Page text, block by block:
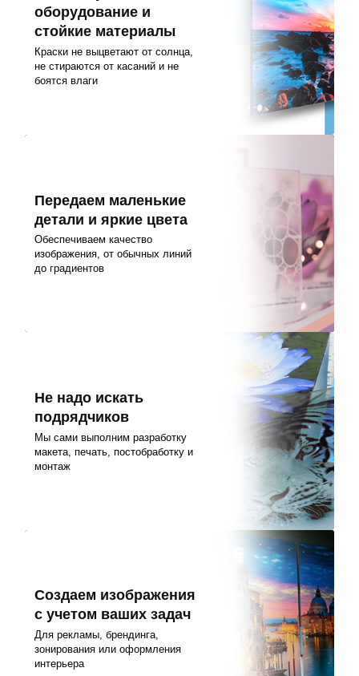
оборудование и
стойкие материалы
Краски не выцветают от солнца,
не стираются от касаний и не
боятся влаги
Передаем маленькие
детали и яркие цвета
Обеспечиваем качество
изображения, от обычных линий
до градиентов
Не надо искать
подрядчиков
Мы сами выполним разработку
макета, печать, постобработку и
монтаж
Создаем изображения
с учетом ваших задач
Для рекламы, брендинга,
зонирования или оформления
интерьера